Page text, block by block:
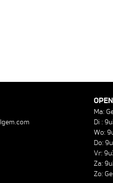
Ma:
Di :
Wo:
Do:
Vr:
Za:
Zo: